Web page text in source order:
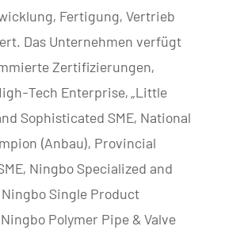
Fertigung, Vertrieb
Das Unternehmen verfügt
Zertifizierungen,
Tech Enterprise, „Little
Sophisticated SME, National
(Anbau), Provincial
Ningbo Specialized and
Single Product
Polymer Pipe & Valve